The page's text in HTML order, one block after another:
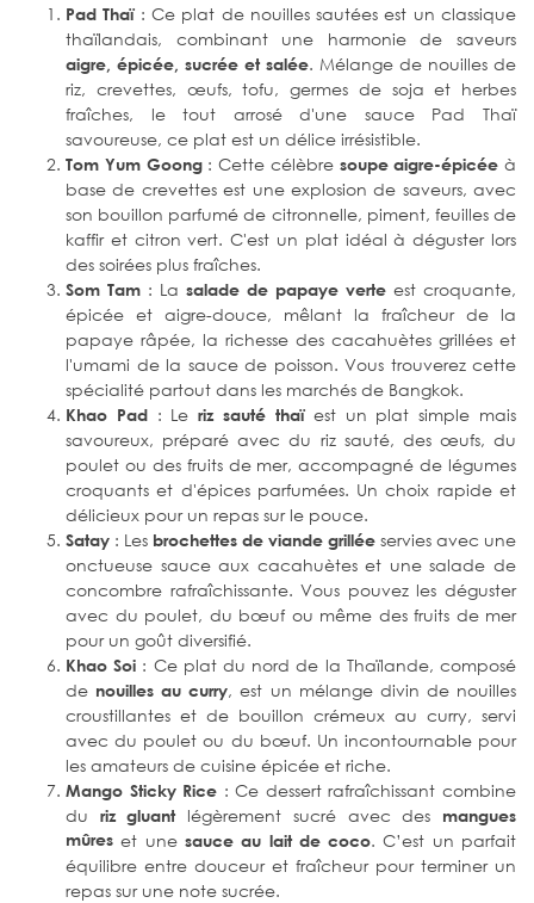
Pad Thaï: Ce plat de nouilles sautées est un classique
thaïlandais, combinant une harmonie de saveurs
aigre, épicée, sucrée et salée. Mélange de nouilles de
riz, crevettes, œufs, tofu, germes de soja et herbes
fraîches, le tout arrosé d'une sauce Pad Thaï
savoureuse, ce plat est un délice irrésistible.
Tom Yum Goong: Cette célèbre soupe aigre-épicée à
base de crevettes est une explosion de saveurs, avec
son bouillon parfumé de citronnelle, piment, feuilles de
kaffir et citron vert. C'est un plat idéal à déguster lors
des soirées plus fraîches.
Som Tam : La salade de papaye verte est croquante,
épicée et aigre-douce, mêlant la fraîcheur de la
papaye râpée, la richesse des cacahuètes grillées et
l'umami de la sauce de poisson. Vous trouverez cette
spécialité partout dans les marchés de Bangkok.
Khao Pad: Leriz sauté thaïest un plat simple mais
savoureux, préparé avec du riz sauté, des œufs, du
poulet ou des fruits de mer, accompagné de légumes
croquants et d'épices parfumées. Un choix rapide et
délicieux pour un repas sur le pouce.
Satay : Les brochettes de viande grillée servies avec une
onctueuse sauce aux cacahuètes et une salade de
concombre rafraîchissante. Vous pouvez les déguster
avec du poulet, du bœuf ou même des fruits de mer
pour un goût diversifié.
Khao Soi : Ce plat du nord de la Thaïlande, composé
de nouilles au curry, est un mélange divin de nouilles
croustillantes et de bouillon crémeux au curry, servi
avec du poulet ou du bœuf. Un incontournable pour
les amateurs de cuisine épicée et riche.
Mango Sticky Rice : Ce dessert rafraîchissant combine
du riz gluantlégèrement sucré avec des mangues
mûres et une sauce au lait de coco. C’est un parfait
équilibre entre douceur et fraîcheur pour terminer un
repas sur une note sucrée.